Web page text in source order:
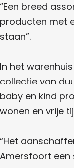
“Een breed
producten met
staan”.
In het
collectie van
baby en kind
wonen en vrije
“Het
Amersfoort een